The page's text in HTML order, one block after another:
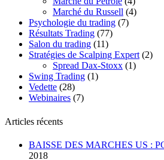
Marché du Russell (4)
Psychologie du trading (7)
Résultats Trading (77)
Salon du trading (11)
Stratégies de Scalping Expert (2)
Spread Dax-Stoxx (1)
Swing Trading (1)
Vedette (28)
Webinaires (7)
Articles récents
BAISSE DES MARCHES US :
2018